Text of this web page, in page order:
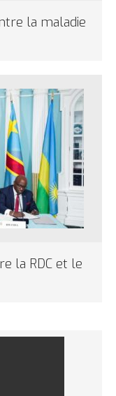
la maladie
la RDC et le